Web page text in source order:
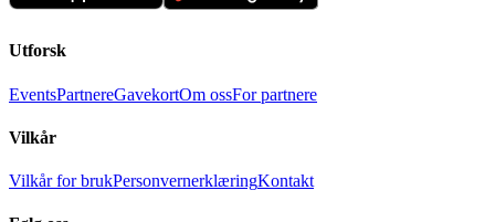
Utforsk
EventsPartnereGavekortOm ossFor partnere
Vilkår
Vilkår for brukPersonvernerklæringKontakt